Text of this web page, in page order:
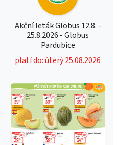
Akční leták Globus 12.8. -
25.8.2026 - Globus
Pardubice
platí do: úterý 25.08.2026